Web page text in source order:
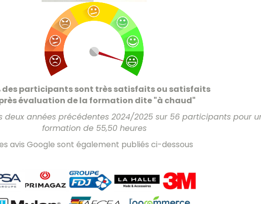
des participants sont très satisfaits ou satisfaits
évaluation de la formation dite "à chaud"
années précédentes 2024/2025 sur 56 participants pour
formation de 55,50 heures
avis Google sont également publiés ci-dessous